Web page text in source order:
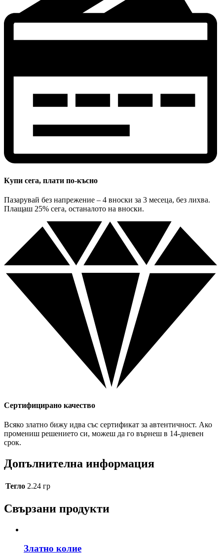
Купи сега, плати по-късно
Пазарувай без напрежение – 4 вноски за 3 месеца, без лихва.
Плащаш 25% сега, останалото на вноски.
Сертифицирано качество
Всяко златно бижу идва със сертификат за автентичност. Ако
промениш решението си, можеш да го върнеш в 14-дневен
срок.
Допълнителна информация
Тегло 2.24 гр
Свързани продукти
Златно колие